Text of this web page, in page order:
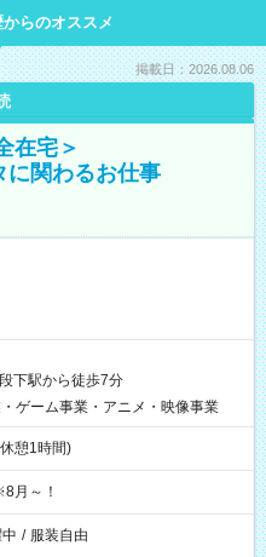
らのオススメ
掲載日：2026.08.06
在宅＞
に関わるお仕事
下駅から徒歩7分
・ゲーム事業・アニメ・映像事業
憩1時間)
月～！
/ 服装自由